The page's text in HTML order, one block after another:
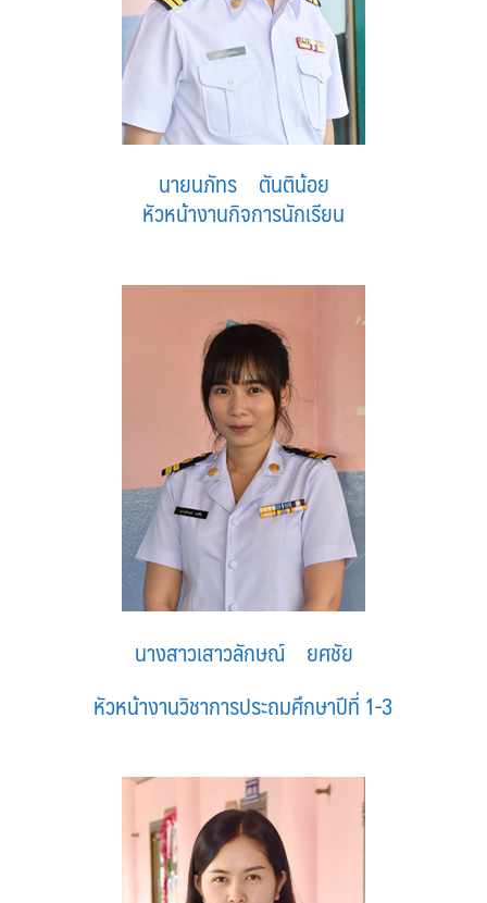
นายนภัทร ตันติน้อย
หัวหน้างานกิจการนักเรียน
นางสาวเสาวลักษณ์ ยศชัย
หัวหน้างานวิชาการประถมศึกษาปีที่ 1-3